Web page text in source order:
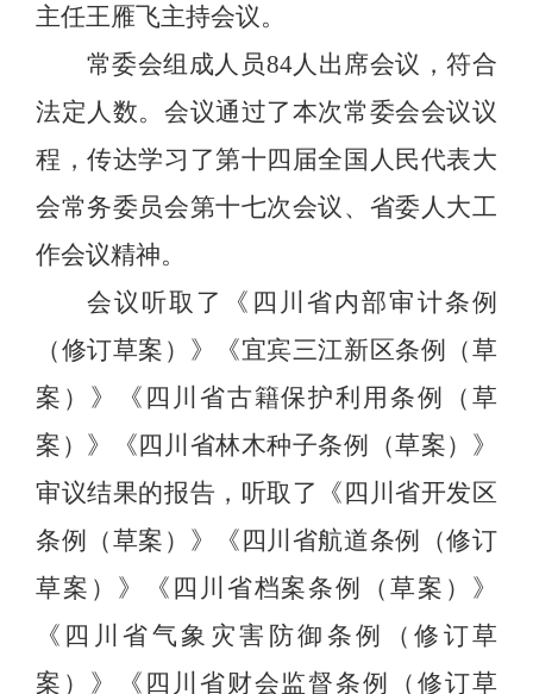
主任王雁飞主持会议。
常委会组成人员84人出席会议，符合
法定人数。会议通过了本次常委会会议议
程，传达学习了第十四届全国人民代表大
会常务委员会第十七次会议、省委人大工
作会议精神。
会议听取了《四川省内部审计条例
（修订草案）》《宜宾三江新区条例（草
案）》《四川省古籍保护利用条例（草
案）》《四川省林木种子条例（草案）》
审议结果的报告，听取了《四川省开发区
条例（草案）》《四川省航道条例（修订
草案）》《四川省档案条例（草案）》
《四川省气象灾害防御条例（修订草
案）》《四川省财会监督条例（修订草